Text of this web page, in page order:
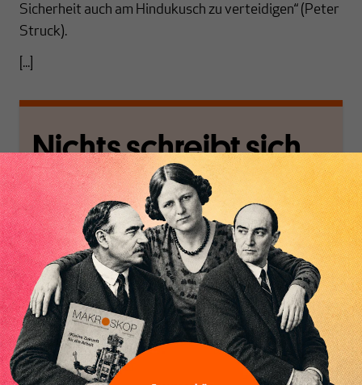
Sicherheit auch am Hindukusch zu verteidigen“ (Peter
Struck).
[...]
Nichts schreibt sich
von allein!
Nur für Abonnenten
MAKROSKOP analysiert
wirtschaftspolitische
Themen aus einer
postkeynesianischen
Perspektive und ist damit
in Deutschland einzigartig.
Wir verlassen die
journalistische Filterblase,
in der sich viele
eingerichtet haben. Wir
öffnen Fenster und
bringen frische Luft in die